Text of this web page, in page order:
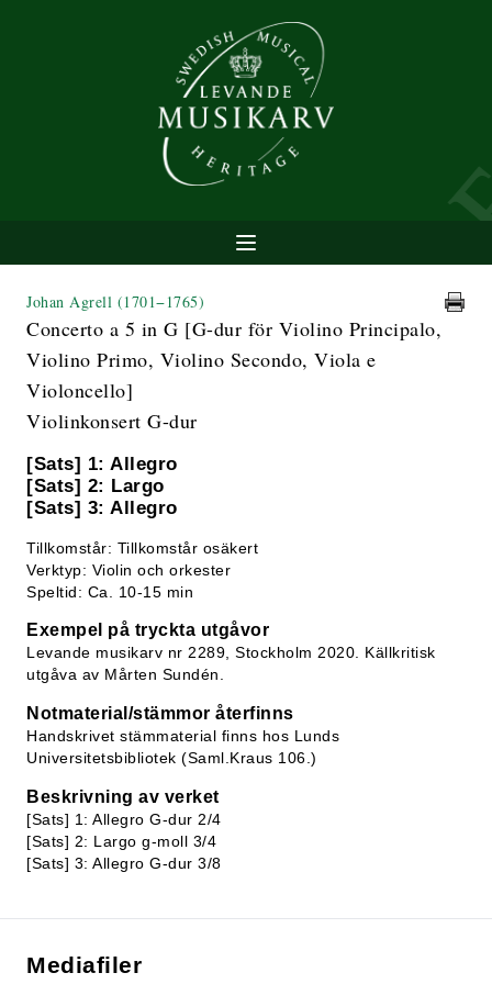
Johan Agrell (1701−1765)
Concerto a 5 in G [G-dur för Violino Principalo,
Violino Primo, Violino Secondo, Viola e
Violoncello]
Violinkonsert G-dur
[Sats] 1: Allegro
[Sats] 2: Largo
[Sats] 3: Allegro
Tillkomstår: Tillkomstår osäkert
Verktyp: Violin och orkester
Speltid: Ca. 10-15 min
Exempel på tryckta utgåvor
Levande musikarv nr 2289, Stockholm 2020. Källkritisk
utgåva av Mårten Sundén.
Notmaterial/stämmor återfinns
Handskrivet stämmaterial finns hos Lunds
Universitetsbibliotek (Saml.Kraus 106.)
Beskrivning av verket
[Sats] 1: Allegro G-dur 2/4
[Sats] 2: Largo g-moll 3/4
[Sats] 3: Allegro G-dur 3/8
Mediafiler